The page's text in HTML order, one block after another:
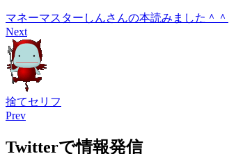
マネーマスターしんさんの本読みました＾＾
Next
捨てセリフ
Prev
Twitterで情報発信